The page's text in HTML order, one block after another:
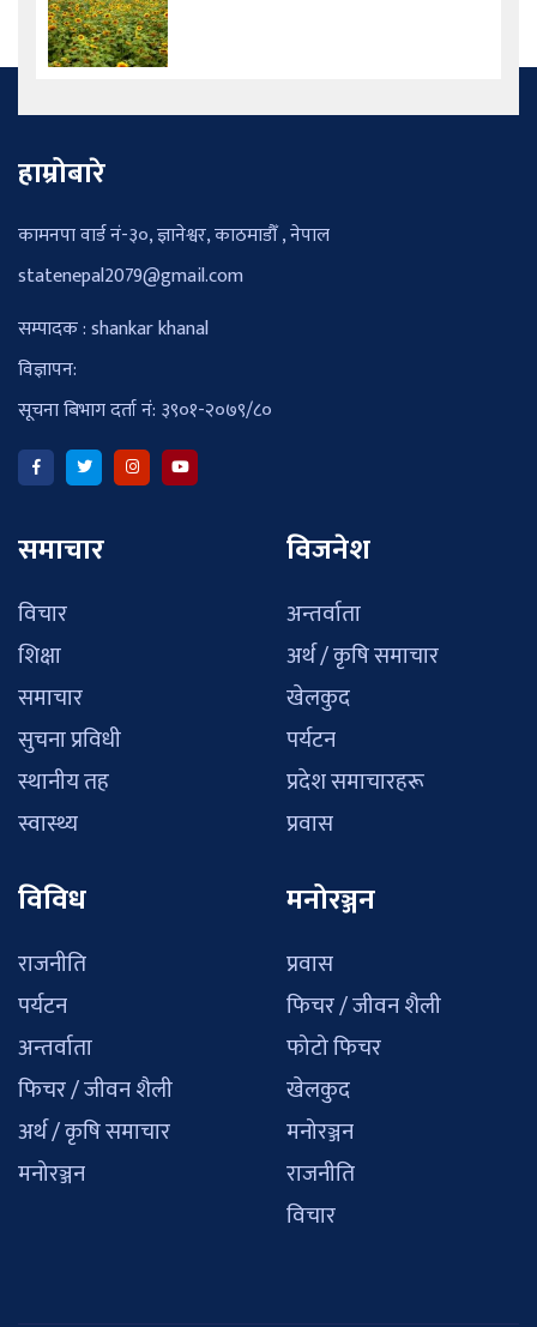
हाम्रोबारे
कामनपा वार्ड नं-३०, ज्ञानेश्वर, काठमाडौँ , नेपाल
statenepal2079@gmail.com
सम्पादक : shankar khanal
विज्ञापन:
सूचना बिभाग दर्ता नं: ३९०१-२०७९/८०
समाचार
विचार
शिक्षा
समाचार
सुचना प्रविधी
स्थानीय तह
स्वास्थ्य
विजनेश
अन्तर्वाता
अर्थ / कृषि समाचार
खेलकुद
पर्यटन
प्रदेश समाचारहरू
प्रवास
विविध
राजनीति
पर्यटन
अन्तर्वाता
फिचर / जीवन शैली
अर्थ / कृषि समाचार
मनोरञ्जन
मनोरञ्जन
प्रवास
फिचर / जीवन शैली
फोटो फिचर
खेलकुद
मनोरञ्जन
राजनीति
विचार